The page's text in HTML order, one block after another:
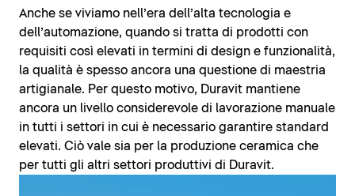
Anche se viviamo nell’era dell’alta tecnologia e
dell’automazione, quando si tratta di prodotti con
requisiti così elevati in termini di design e funzionalità,
la qualità è spesso ancora una questione di maestria
artigianale. Per questo motivo, Duravit mantiene
ancora un livello considerevole di lavorazione manuale
in tutti i settori in cui è necessario garantire standard
elevati. Ciò vale sia per la produzione ceramica che
per tutti gli altri settori produttivi di Duravit.